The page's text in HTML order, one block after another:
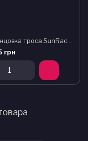
Законцовка троса SunRace B60, диаметр 2,1мм и тоньше, 500шт, черный
грн